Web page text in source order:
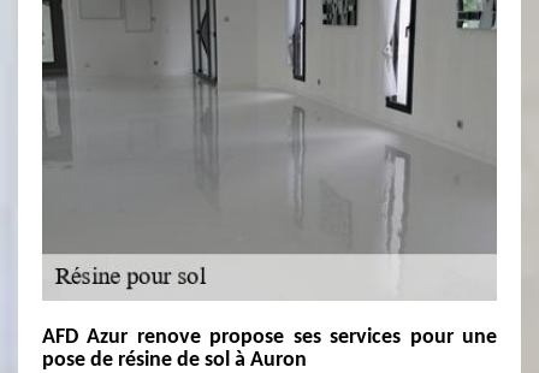
AFD Azur renove propose ses services pour une
pose de résine de sol à Auron